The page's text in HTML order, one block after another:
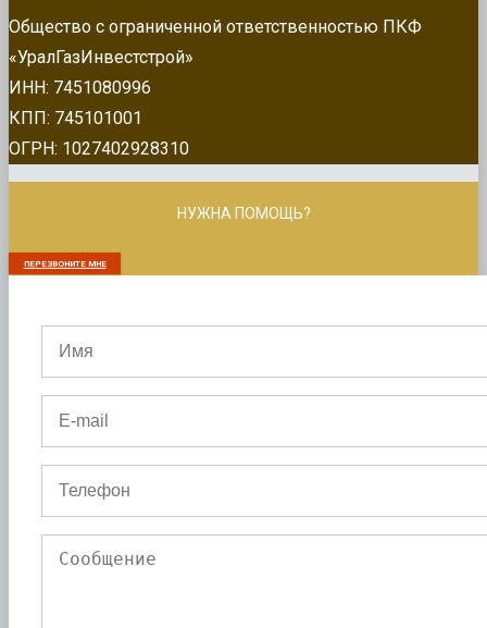
Общество с ограниченной ответственностью ПКФ
«УралГазИнвестстрой»
ИНН: 7451080996
КПП: 745101001
ОГРН: 1027402928310
НУЖНА ПОМОЩЬ?
ПЕРЕЗВОНИТЕ МНЕ